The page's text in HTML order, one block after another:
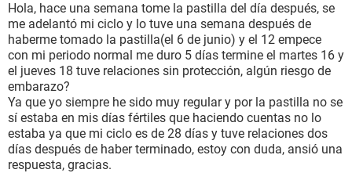
BIENESTAR
SEXUALIDAD
GLOSARIO
Hola, hace una semana tome la pastilla del día después, se
me adelantó mi ciclo y lo tuve una semana después de
haberme tomado la pastilla(el 6 de junio) y el 12 empece
con mi periodo normal me duro 5 días termine el martes 16 y
el jueves 18 tuve relaciones sin protección, algún riesgo de
embarazo?
Ya que yo siempre he sido muy regular y por la pastilla no se
sí estaba en mis días fértiles que haciendo cuentas no lo
estaba ya que mi ciclo es de 28 días y tuve relaciones dos
días después de haber terminado, estoy con duda, ansió una
respuesta, gracias.